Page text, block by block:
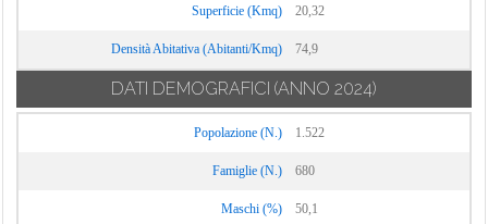
Superficie (Kmq) 20,32
Densità Abitativa (Abitanti/Kmq) 74,9
DATI DEMOGRAFICI (ANNO 2024)
Popolazione (N.) 1.522
Famiglie (N.) 680
Maschi (%) 50,1